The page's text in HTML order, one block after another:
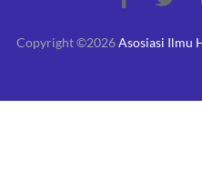
Copyright ©2026Asosiasi Ilmu